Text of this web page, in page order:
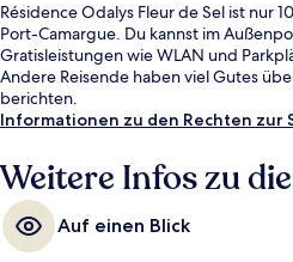
Résidence Odalys Fleur de Sel ist nur
Port-Camargue. Du kannst im
Gratisleistungen wie WLAN und
Andere Reisende haben viel Gutes
berichten.
Informationen zu den Rechten zur
Weitere Infos zu
Auf einen Blick